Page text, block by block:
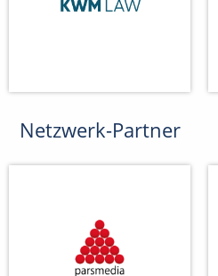
Netzwerk-Partner